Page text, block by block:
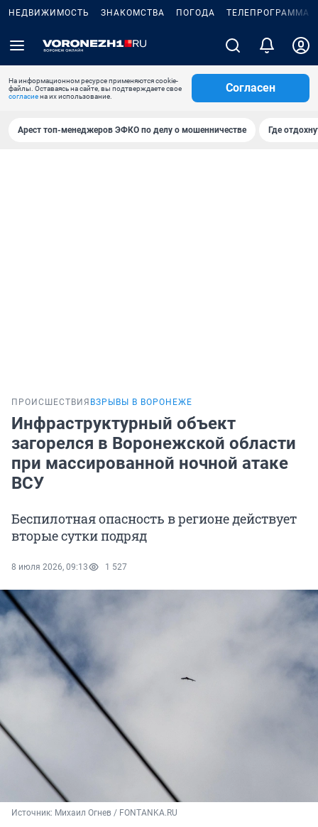
НЕДВИЖИМОСТЬ ЗНАКОМСТВА ПОГОДА ТЕЛЕПРОГРАММА
На информационном ресурсе применяются cookie-
файлы. Оставаясь на сайте, вы подтверждаете свое
согласиена их использование.
Согласен
Арест топ-менеджеров ЭФКО по делу о мошенничестве Где
ПРОИСШЕСТВИЯ ВЗРЫВЫ В ВОРОНЕЖЕ
Инфраструктурный объект
загорелся в Воронежской области
при массированной ночной атаке
ВСУ
Беспилотная опасность в регионе действует
вторые сутки подряд
8 июля 2026, 09:13 1 527
Источник: Михаил Огнев / FONTANKA.RU